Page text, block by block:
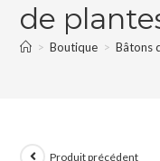
de
> Boutique > Bâtons
Produit précédent